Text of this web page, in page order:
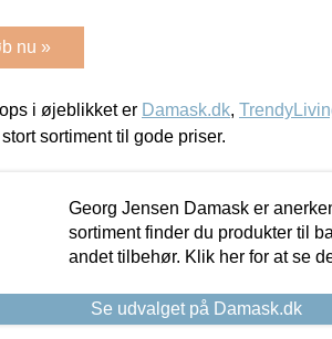
nu »
i øjeblikket er Damask.dk,
sortiment til gode priser.
Georg Jensen Damask er
sortiment finder du produkter til
andet tilbehør. Klik her for at se
Se udvalget på Damask.dk